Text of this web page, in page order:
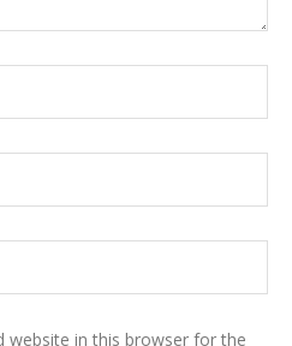
website in this browser for the